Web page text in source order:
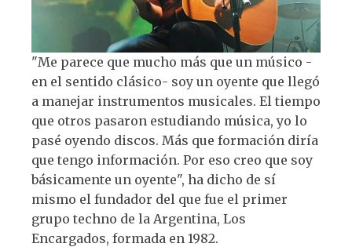
"Me parece que mucho más que un músico -
en el sentido clásico- soy un oyente que llegó
a manejar instrumentos musicales. El tiempo
que otros pasaron estudiando música, yo lo
pasé oyendo discos. Más que formación diría
que tengo información. Por eso creo que soy
básicamente un oyente", ha dicho de sí
mismo el fundador del que fue el primer
grupo techno de la Argentina, Los
Encargados, formada en 1982.